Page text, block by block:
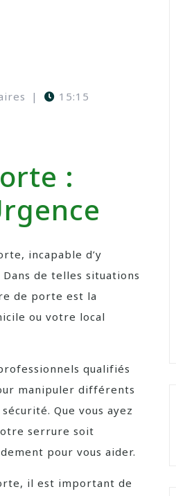
| 15:15
:
incapable d’y
de telles situations
de porte est la
ou votre local
qualifiés
manipuler différents
Que vous ayez
serrure soit
pour vous aider.
il est important de